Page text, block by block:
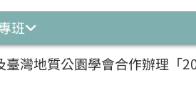
班
灣地質公園學會合作辦理「